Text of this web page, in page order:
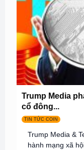
Trump Media
cổ đông...
TIN TỨC COIN
Trump Media &
hành mạng xã